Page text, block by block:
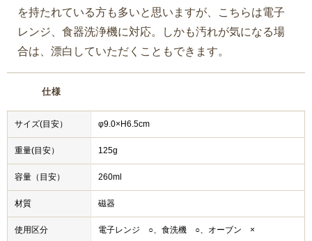
を持たれている方も多いと思いますが、こちらは電子
レンジ、食器洗浄機に対応。しかも汚れが気になる場
合は、漂白していただくこともできます。
仕様
サイズ(目安） φ9.0×H6.5cm
重量(目安） 125g
容量（目安） 260ml
材質 磁器
使用区分 電子レンジ ○、食洗機 ○、オーブン ×